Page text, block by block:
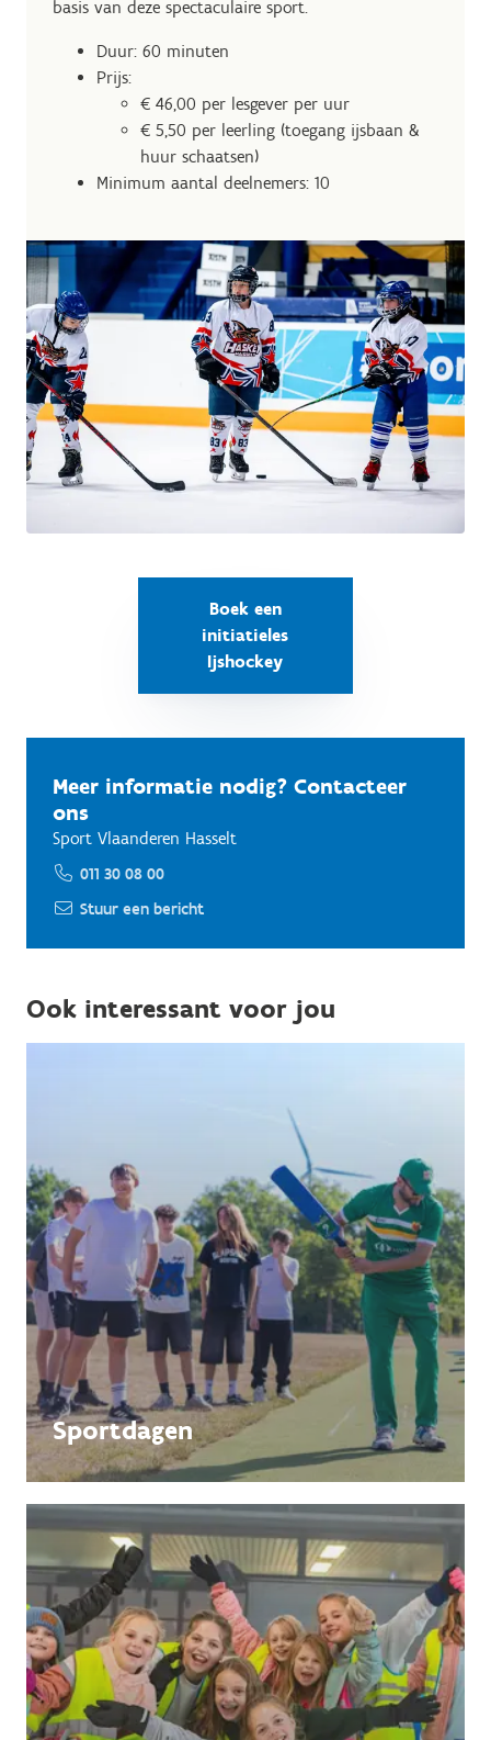
basis van deze spectaculaire sport.
Duur: 60 minuten
Prijs:
€ 46,00 per lesgever per uur
€ 5,50 per leerling (toegang ijsbaan &
huur schaatsen)
Minimum aantal deelnemers: 10
Boek een
initiatieles
Ijshockey
Meer informatie nodig? Contacteer
ons
Sport Vlaanderen Hasselt
011 30 08 00
Stuur een bericht
Ook interessant voor jou
Sportdagen